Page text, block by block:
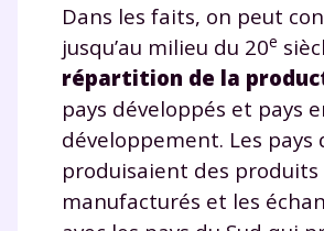
Dans les faits, on peut
jusqu’au milieu du 20e
répartition de la
pays développés et pays
développement. Les pays
produisaient des produits
manufacturés et les